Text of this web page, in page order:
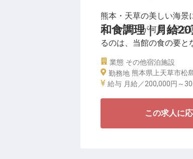
和食調理｜月給
熊本・天草の美しい海景
に、ゲストが何度も足を
るのは、当館の食の要と
鮮な魚介や地元の農産物
ません。
お仕事では、刺身や煮物
かな披露宴料理や、躍
ていただきます。単に
業態 その他宿泊施設
勤務地 熊本県上天草市松
給与 月給／200,000円～
この求人に